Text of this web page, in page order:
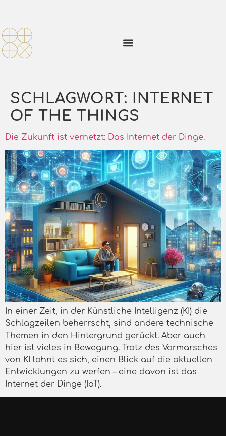
SCHLAGWORT: INTERNET
OF THE THINGS
Die Zukunft ist vernetzt: Das Internet der Dinge.
In einer Zeit, in der Künstliche Intelligenz (KI) die
Schlagzeilen beherrscht, sind andere technische
Themen in den Hintergrund gerückt. Aber auch
hier ist vieles in Bewegung. Trotz des Vormarsches
von KI lohnt es sich, einen Blick auf die aktuellen
Entwicklungen zu werfen – eine davon ist das
Internet der Dinge (IoT).